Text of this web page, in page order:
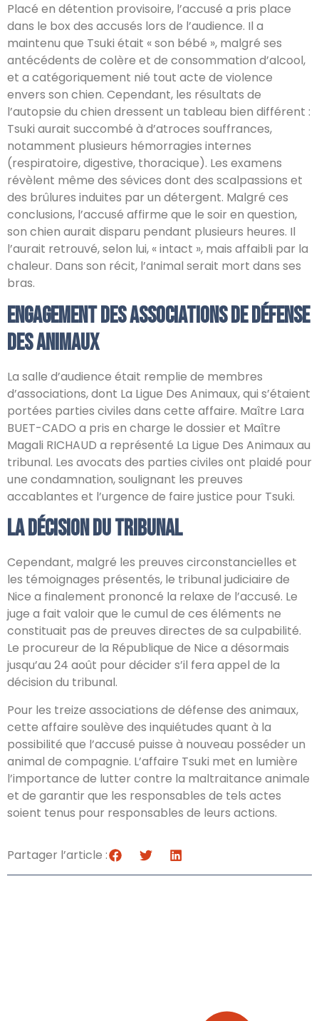
Placé en détention provisoire, l’accusé a pris place
dans le box des accusés lors de l’audience. Il a
maintenu que Tsuki était « son bébé », malgré ses
antécédents de colère et de consommation d’alcool,
et a catégoriquement nié tout acte de violence
envers son chien. Cependant, les résultats de
l’autopsie du chien dressent un tableau bien différent :
Tsuki aurait succombé à d’atroces souffrances,
notamment plusieurs hémorragies internes
(respiratoire, digestive, thoracique). Les examens
révèlent même des sévices dont des scalpassions et
des brûlures induites par un détergent. Malgré ces
conclusions, l’accusé affirme que le soir en question,
son chien aurait disparu pendant plusieurs heures. Il
l’aurait retrouvé, selon lui, « intact », mais affaibli par la
chaleur. Dans son récit, l’animal serait mort dans ses
bras.
Engagement des Associations de Défense
des Animaux
La salle d’audience était remplie de membres
d’associations, dont La Ligue Des Animaux, qui s’étaient
portées parties civiles dans cette affaire. Maître Lara
BUET-CADO a pris en charge le dossier et Maître
Magali RICHAUD a représenté La Ligue Des Animaux au
tribunal. Les avocats des parties civiles ont plaidé pour
une condamnation, soulignant les preuves
accablantes et l’urgence de faire justice pour Tsuki.
La Décision du Tribunal
Cependant, malgré les preuves circonstancielles et
les témoignages présentés, le tribunal judiciaire de
Nice a finalement prononcé la relaxe de l’accusé. Le
juge a fait valoir que le cumul de ces éléments ne
constituait pas de preuves directes de sa culpabilité.
Le procureur de la République de Nice a désormais
jusqu’au 24 août pour décider s’il fera appel de la
décision du tribunal.
Pour les treize associations de défense des animaux,
cette affaire soulève des inquiétudes quant à la
possibilité que l’accusé puisse à nouveau posséder un
animal de compagnie. L’affaire Tsuki met en lumière
l’importance de lutter contre la maltraitance animale
et de garantir que les responsables de tels actes
soient tenus pour responsables de leurs actions.
Partager l’article :